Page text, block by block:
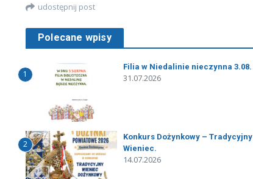
udostępnij post
Polecane wpisy
1
Filia w Niedalinie nieczynna 3.08.
31.07.2026
2
Konkurs Dożynkowy – Tradycyjny
Wieniec.
14.07.2026